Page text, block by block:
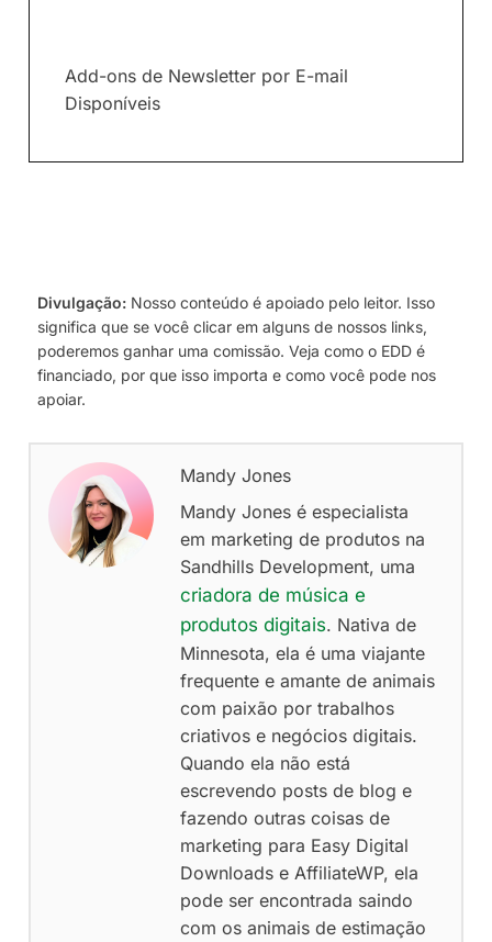
Add-ons de Newsletter por E-mail
Disponíveis
Divulgação: Nosso conteúdo é apoiado pelo leitor. Isso
significa que se você clicar em alguns de nossos links,
poderemos ganhar uma comissão. Veja como o EDD é
financiado, por que isso importa e como você pode nos
apoiar.
Mandy Jones
Mandy Jones é especialista
em marketing de produtos na
Sandhills Development, uma
criadora de música e
produtos digitais. Nativa de
Minnesota, ela é uma viajante
frequente e amante de animais
com paixão por trabalhos
criativos e negócios digitais.
Quando ela não está
escrevendo posts de blog e
fazendo outras coisas de
marketing para Easy Digital
Downloads e AffiliateWP, ela
pode ser encontrada saindo
com os animais de estimação